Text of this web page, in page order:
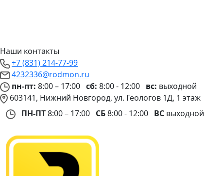
Наши контакты
+7 (831) 214-77-99
4232336@rodmon.ru
пн-пт: 8:00 – 17:00 сб: 8:00 - 12:00 вс: выходной
603141, Нижний Новгород, ул. Геологов 1Д, 1 этаж
ПН-ПТ8:00 – 17:00 СБ8:00 - 12:00 ВС выходной